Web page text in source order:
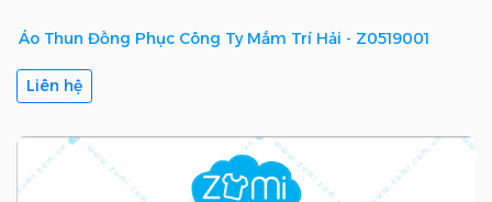
Áo Thun Đồng Phục Công Ty Mắm Trí Hải - Z0519001
Liên hệ